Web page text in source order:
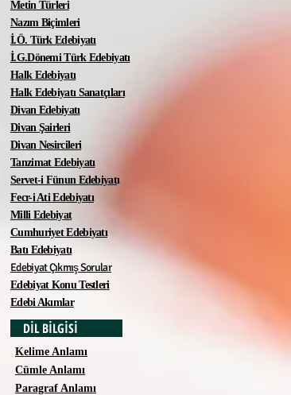
Metin Türleri
Nazım Biçimleri
İ.Ö. Türk Edebiyatı
İ.G.Dönemi Türk Edebiyatı
Halk Edebiyatı
Halk Edebiyatı Sanatçıları
Divan Edebiyatı
Divan Şairleri
Divan Nesircileri
Tanzimat Edebiyatı
Servet-i Fünun Edebiyatı
Fecr-i Ati Edebiyatı
Milli Edebiyat
Cumhuriyet Edebiyatı
Batı Edebiyatı
Edebiyat Çıkmış Sorular
Edebiyat Konu Testleri
Edebi Akımlar
DİL BİLGİSİ
Kelime Anlamı
Cümle Anlamı
Paragraf Anlamı